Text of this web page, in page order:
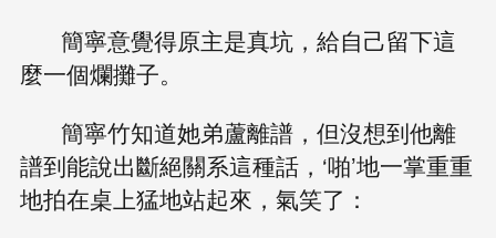
簡寧意覺得原主是真坑，給自己留下這
麼一個爛攤子。
簡寧竹知道她弟蘆離譜，但沒想到他離
譜到能說出斷絕關系這種話，‘啪’地一掌重重
地拍在桌上猛地站起來，氣笑了：